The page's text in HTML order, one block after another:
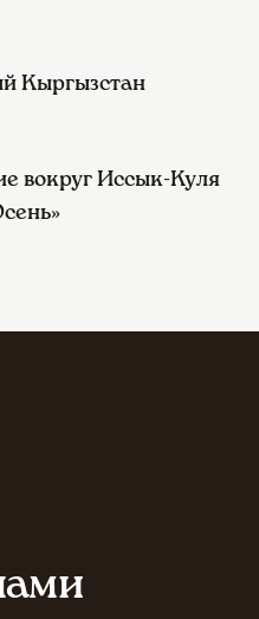
Кыргызстан
вокруг Иссык-Куля